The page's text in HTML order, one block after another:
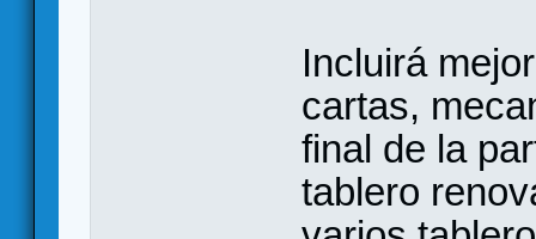
Incluirá
cartas,
final de la
tablero